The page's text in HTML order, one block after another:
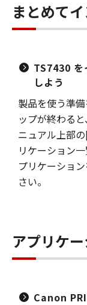
まとめて
TS7430 を
しよう
製品を使う準
ップが終わる
ニュアル上部
リケーション
プリケーショ
さい。
アプリケ
Canon